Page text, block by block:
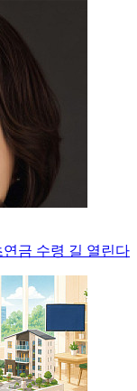
금 수령 길 열린다